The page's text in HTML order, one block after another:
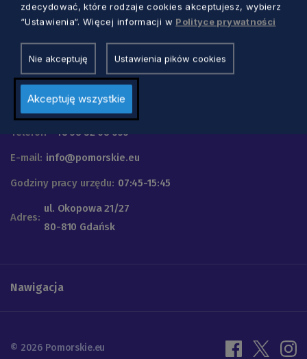
Urząd Marszałkowski
Województwa Pomorskiego
Telefon +48 58 32 68 555
E-mail: info@pomorskie.eu
Godziny pracy urzędu: 07:45-15:45
Adres:
ul. Okopowa 21/27
80-810 Gdańsk
Nawigacja
© 2026 Pomorskie.eu
zdecydować, które rodzaje cookies akceptujesz, wybierz
“Ustawienia“. Więcej informacji w Polityce prywatności
Nie akceptuję Ustawienia pików cookies
Akceptuję wszystkie